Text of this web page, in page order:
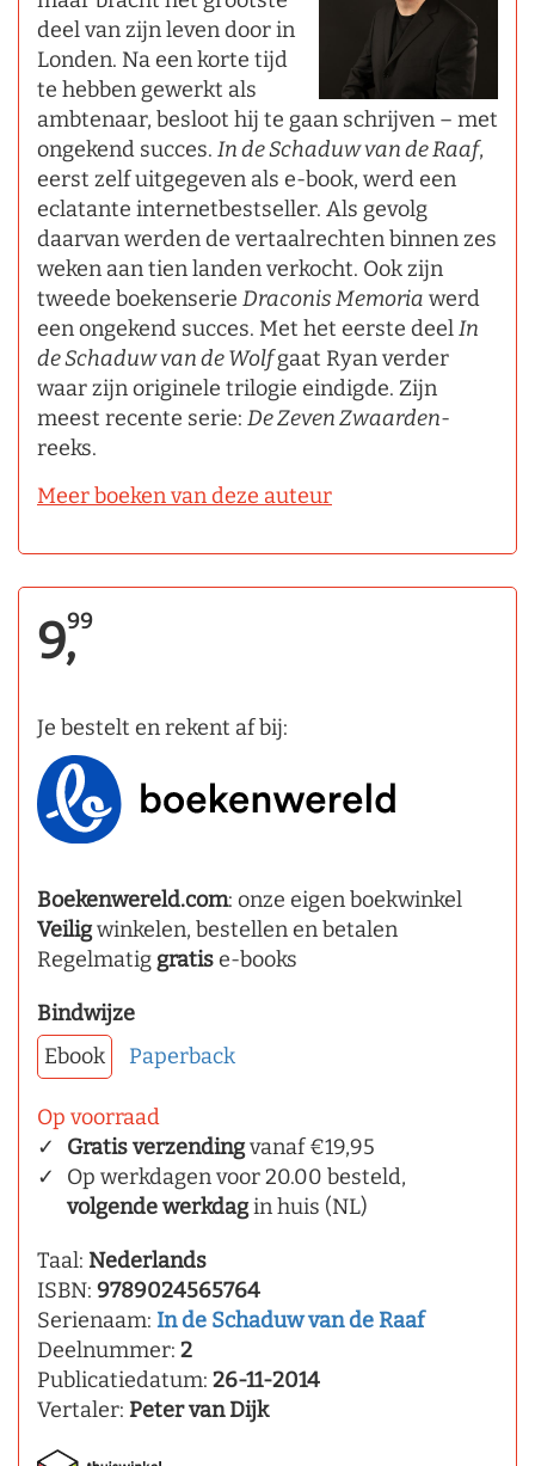
deel van zijn leven door in
Londen. Na een korte tijd
te hebben gewerkt als
ambtenaar, besloot hij te gaan schrijven – met
ongekend succes. In de Schaduw van de Raaf,
eerst zelf uitgegeven als e-book, werd een
eclatante internetbestseller. Als gevolg
daarvan werden de vertaalrechten binnen zes
weken aan tien landen verkocht. Ook zijn
tweede boekenserie Draconis Memoria werd
een ongekend succes. Met het eerste deelIn
de Schaduw van de Wolfgaat Ryan verder
waar zijn originele trilogie eindigde. Zijn
meest recente serie: De Zeven Zwaarden-
reeks.
Meer boeken van deze auteur
9,99
Je bestelt en rekent af bij:
Boekenwereld.com: onze eigen boekwinkel
Veiligwinkelen, bestellen en betalen
Regelmatig gratise-books
Bindwijze
Ebook
Paperback
Op voorraad
Gratis verzendingvanaf €19,95
Op werkdagen voor 20.00 besteld,
volgende werkdagin huis (NL)
Taal: Nederlands
ISBN: 9789024565764
Serienaam: In de Schaduw van de Raaf
Deelnummer: 2
Publicatiedatum: 26-11-2014
Vertaler: Peter van Dijk